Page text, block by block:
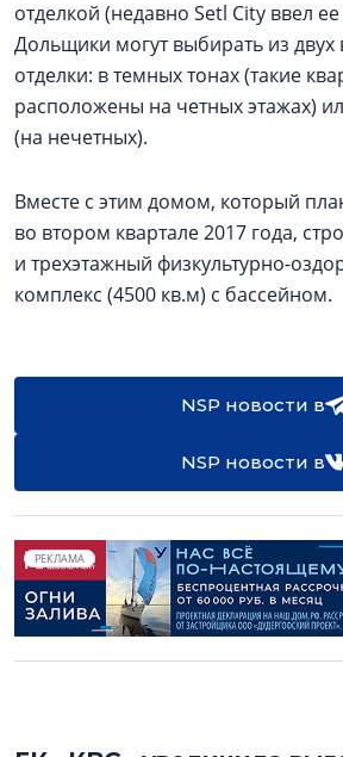
отделкой (недавно Setl City ввел
Дольщики могут выбирать из двух
отделки: в темных тонах (такие
расположены на четных этажах)
(на нечетных).
Вместе с этим домом, который
во втором квартале 2017 года,
и трехэтажный физкультурно-
комплекс (4500 кв.м) с бассейном.
NSP новости в
NSP новости в
РЕКЛАМА